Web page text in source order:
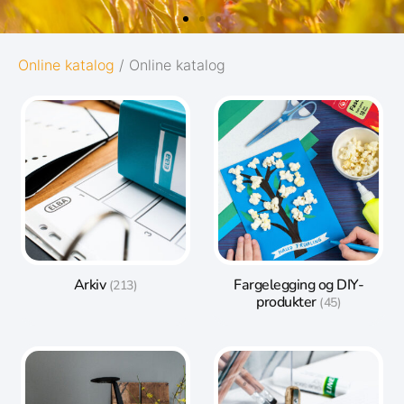
OXFORD
ORIGINS
Gi notatene dine den best mulige starten i
livet:
Diskré og minimalistisk design
5 naturinspirerte farger med
matchende twin-wire
Online katalog / Online katalog
Arkiv (213)
Fargelegging og DIY-
produkter (45)